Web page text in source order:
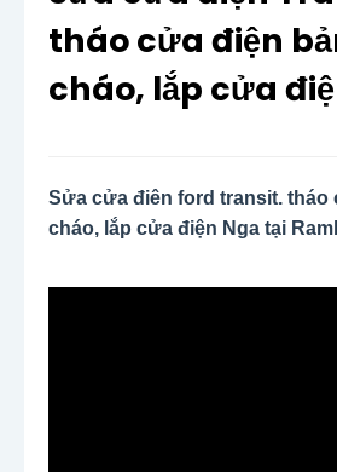
tháo cửa điện
cháo, lắp cửa
Sửa cửa điện ford transit, tháo
cháo, lắp cửa điện Nga tại